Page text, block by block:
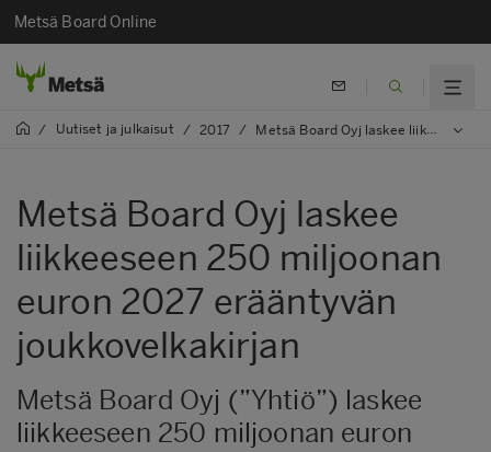
Metsä Board Online
/ Uutiset ja julkaisut / 2017 / Metsä Board Oyj laskee liikkeeseen 250 miljoonan euron 2027 erääntyvän joukkovelkakirjan
Metsä Board Oyj laskee
liikkeeseen 250 miljoonan
euron 2027 erääntyvän
joukkovelkakirjan
Metsä Board Oyj (”Yhtiö”) laskee
liikkeeseen 250 miljoonan euron